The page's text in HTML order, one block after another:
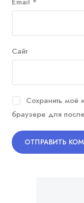
Сайт
Сохранить моё
браузере для